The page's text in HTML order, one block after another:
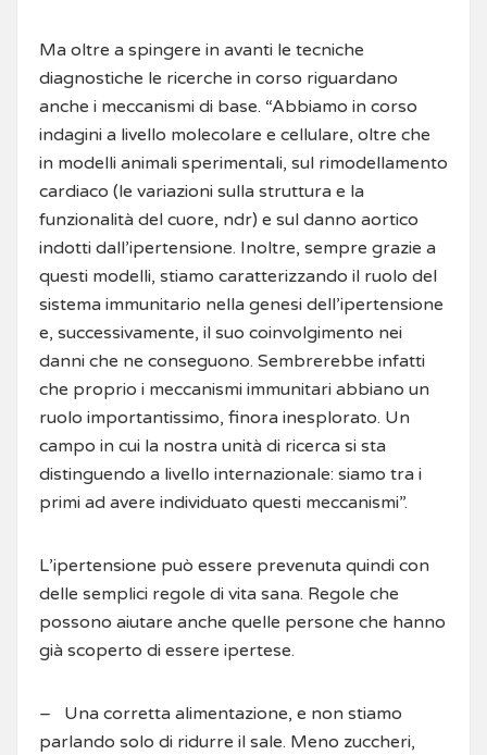
Ma oltre a spingere in avanti le tecniche
diagnostiche le ricerche in corso riguardano
anche i meccanismi di base. “Abbiamo in corso
indagini a livello molecolare e cellulare, oltre che
in modelli animali sperimentali, sul rimodellamento
cardiaco (le variazioni sulla struttura e la
funzionalità del cuore, ndr) e sul danno aortico
indotti dall’ipertensione. Inoltre, sempre grazie a
questi modelli, stiamo caratterizzando il ruolo del
sistema immunitario nella genesi dell’ipertensione
e, successivamente, il suo coinvolgimento nei
danni che ne conseguono. Sembrerebbe infatti
che proprio i meccanismi immunitari abbiano un
ruolo importantissimo, finora inesplorato. Un
campo in cui la nostra unità di ricerca si sta
distinguendo a livello internazionale: siamo tra i
primi ad avere individuato questi meccanismi”.
L’ipertensione può essere prevenuta quindi con
delle semplici regole di vita sana. Regole che
possono aiutare anche quelle persone che hanno
già scoperto di essere ipertese.
– Una corretta alimentazione, e non stiamo
parlando solo di ridurre il sale. Meno zuccheri,